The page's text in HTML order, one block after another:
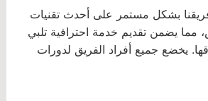
بشكل مستمر على أحدث تقنيات
مما يضمن تقديم خدمة احترافية تلبي
يخضع جميع أفراد الفريق لدورات